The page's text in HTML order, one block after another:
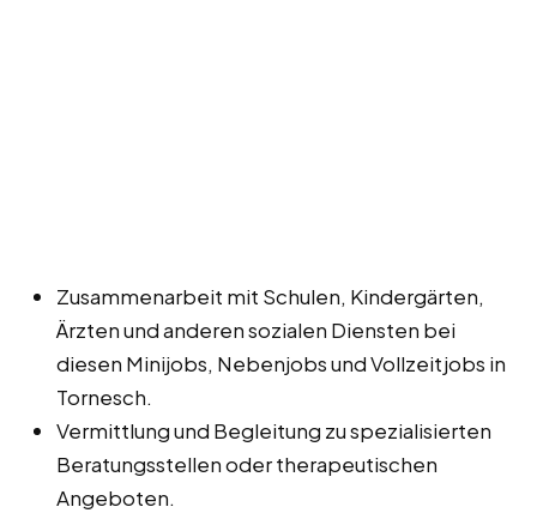
Zusammenarbeit mit Schulen, Kindergärten,
Ärzten und anderen sozialen Diensten bei
diesen Minijobs, Nebenjobs und Vollzeitjobs in
Tornesch.
Vermittlung und Begleitung zu spezialisierten
Beratungsstellen oder therapeutischen
Angeboten.